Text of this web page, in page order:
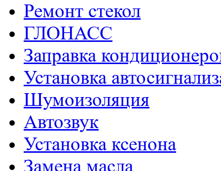
Ремонт стекол
ГЛОНАСС
Заправка
Установка
Шумоизоляция
Aвтозвук
Установка ксенона
Замена масла